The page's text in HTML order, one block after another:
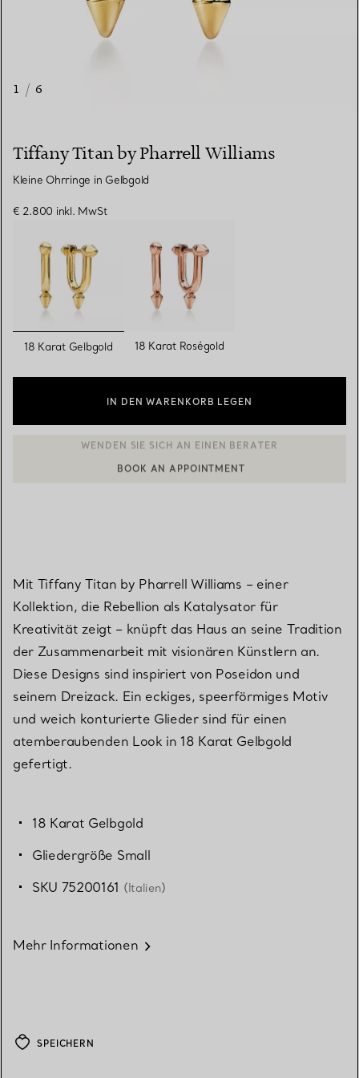
1 / 6
Tiffany Titan by Pharrell Williams
Kleine Ohrringe in Gelbgold
€ 2.800 inkl. MwSt
ausgewählt
18 Karat Gelbgold 18 Karat Roségold
IN DEN WARENKORB LEGEN
EINEN KUNDENBERATER KONTAKTIEREN ODER EINEN
Mit Tiffany Titan by Pharrell Williams – einer
Kollektion, die Rebellion als Katalysator für
Kreativität zeigt – knüpft das Haus an seine Tradition
der Zusammenarbeit mit visionären Künstlern an.
Diese Designs sind inspiriert von Poseidon und
seinem Dreizack. Ein eckiges, speerförmiges Motiv
und weich konturierte Glieder sind für einen
atemberaubenden Look in 18 Karat Gelbgold
gefertigt.
18 Karat Gelbgold
Gliedergröße Small
SKU 75200161 (Italien)
Mehr Informationen
SPEICHERN